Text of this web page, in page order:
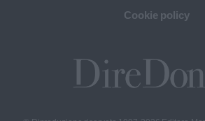
Cookie policy